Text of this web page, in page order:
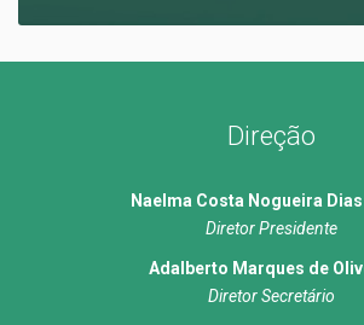
Direção
Naelma Costa Nogueira Dias
Diretor Presidente
Adalberto Marques de
Diretor Secretário